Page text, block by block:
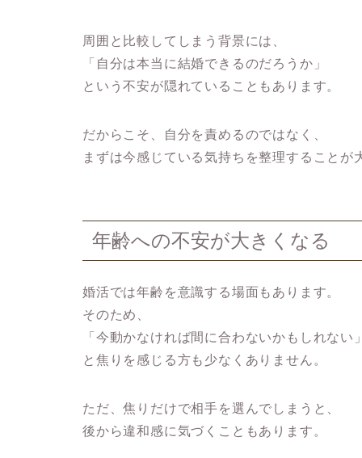
周囲と比較してしまう背景には、
「自分は本当に結婚できるのだろうか」
という不安が隠れていることもあります。
だからこそ、自分を責めるのではなく、
まずは今感じている気持ちを整理することが
年齢への不安が大きくなる
婚活では年齢を意識する場面もあります。
そのため、
「今動かなければ間に合わないかもしれない」
と焦りを感じる方も少なくありません。
ただ、焦りだけで相手を選んでしまうと、
後から違和感に気づくこともあります。